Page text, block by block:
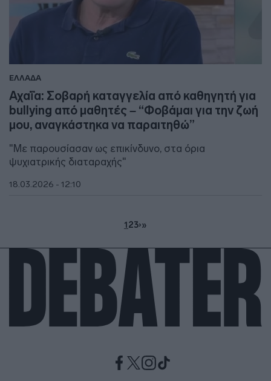
ΕΛΛΑΔΑ
Αχαΐα: Σοβαρή καταγγελία από καθηγητή για
bullying από μαθητές – “Φοβάμαι για την ζωή
μου, αναγκάστηκα να παραιτηθώ”
"Με παρουσίασαν ως επικίνδυνο, στα όρια
ψυχιατρικής διαταραχής"
18.03.2026 - 12:10
123›»